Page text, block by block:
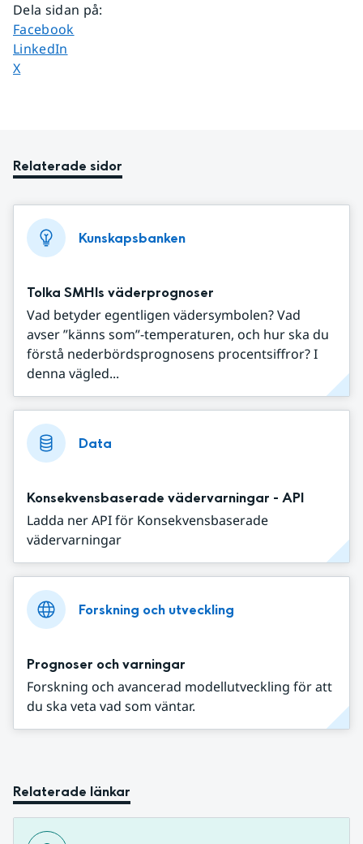
Dela sidan på:
Dela sidan på
Facebook
Dela sidan på
LinkedIn
Dela sidan på
X
Relaterade sidor
Kunskapsbanken
Tolka SMHIs väderprognoser
Vad betyder egentligen vädersymbolen? Vad
avser ”känns som”-temperaturen, och hur ska du
förstå nederbördsprognosens procentsiffror? I
denna vägled...
Data
Konsekvensbaserade vädervarningar - API
Ladda ner API för Konsekvensbaserade
vädervarningar
Forskning och utveckling
Prognoser och varningar
Forskning och avancerad modellutveckling för att
du ska veta vad som väntar.
Relaterade länkar